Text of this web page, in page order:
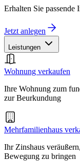
Erhalten Sie
Jetzt anlegen
Leistungen
Wohnung verkaufen
Ihre Wohnung zum
zur Beurkundung
Mehrfamilienhaus
Ihr Zinshaus
Bewegung zu bringen